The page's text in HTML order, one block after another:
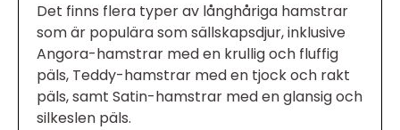
Det finns flera typer av långhåriga hamstrar
som är populära som sällskapsdjur, inklusive
Angora-hamstrar med en krullig och fluffig
päls, Teddy-hamstrar med en tjock och rakt
päls, samt Satin-hamstrar med en glansig och
silkeslen päls.